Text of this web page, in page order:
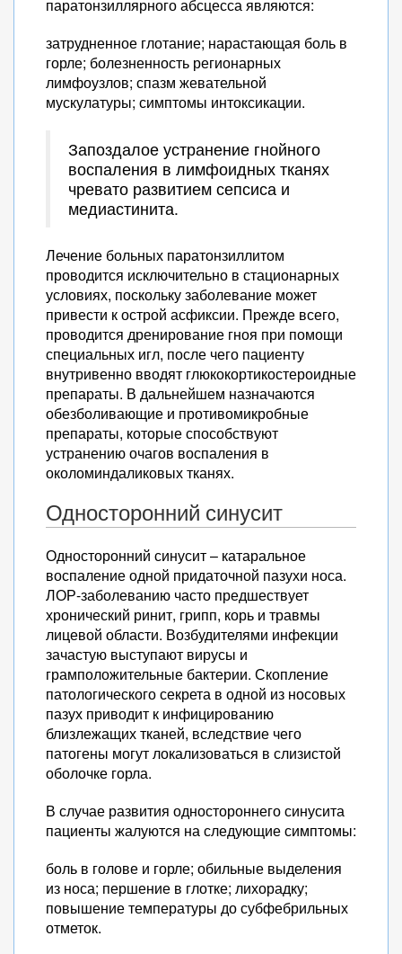
паратонзиллярного абсцесса являются:
затрудненное глотание; нарастающая боль в
горле; болезненность регионарных
лимфоузлов; спазм жевательной
мускулатуры; симптомы интоксикации.
Запоздалое устранение гнойного
воспаления в лимфоидных тканях
чревато развитием сепсиса и
медиастинита.
Лечение больных паратонзиллитом
проводится исключительно в стационарных
условиях, поскольку заболевание может
привести к острой асфиксии. Прежде всего,
проводится дренирование гноя при помощи
специальных игл, после чего пациенту
внутривенно вводят глюкокортикостероидные
препараты. В дальнейшем назначаются
обезболивающие и противомикробные
препараты, которые способствуют
устранению очагов воспаления в
околоминдаликовых тканях.
Односторонний синусит
Односторонний синусит – катаральное
воспаление одной придаточной пазухи носа.
ЛОР-заболеванию часто предшествует
хронический ринит, грипп, корь и травмы
лицевой области. Возбудителями инфекции
зачастую выступают вирусы и
грамположительные бактерии. Скопление
патологического секрета в одной из носовых
пазух приводит к инфицированию
близлежащих тканей, вследствие чего
патогены могут локализоваться в слизистой
оболочке горла.
В случае развития одностороннего синусита
пациенты жалуются на следующие симптомы:
боль в голове и горле; обильные выделения
из носа; першение в глотке; лихорадку;
повышение температуры до субфебрильных
отметок.